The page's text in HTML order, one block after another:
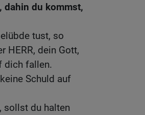
dahin du kommst,
tust, so
HERR, dein Gott,
dich fallen.
Schuld auf
sollst du halten